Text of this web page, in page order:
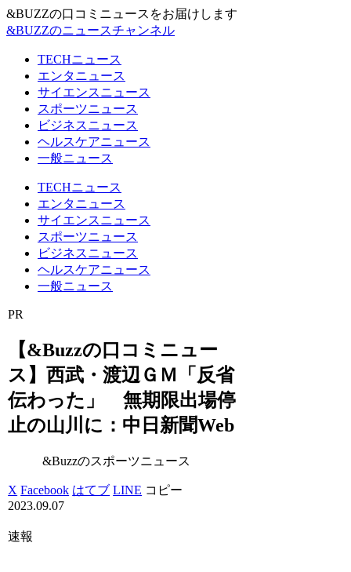
&BUZZの口コミニュースをお届けします
&BUZZのニュースチャンネル
TECHニュース
エンタニュース
サイエンスニュース
スポーツニュース
ビジネスニュース
ヘルスケアニュース
一般ニュース
TECHニュース
エンタニュース
サイエンスニュース
スポーツニュース
ビジネスニュース
ヘルスケアニュース
一般ニュース
PR
【&Buzzの口コミニュー
ス】西武・渡辺ＧＭ「反省
伝わった」 無期限出場停
止の山川に：中日新聞Web
&Buzzのスポーツニュース
X Facebook はてブ LINE コピー
2023.09.07
速報